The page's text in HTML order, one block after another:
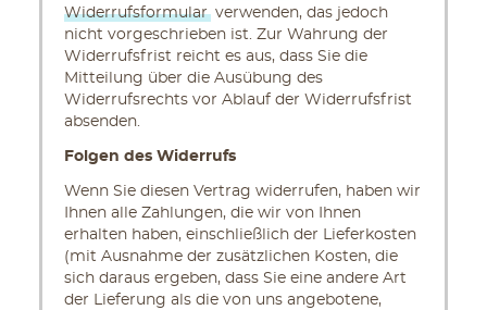
Widerrufsformular verwenden, das jedoch
nicht vorgeschrieben ist. Zur Wahrung der
Widerrufsfrist reicht es aus, dass Sie die
Mitteilung über die Ausübung des
Widerrufsrechts vor Ablauf der Widerrufsfrist
absenden.
Folgen des Widerrufs
Wenn Sie diesen Vertrag widerrufen, haben wir
Ihnen alle Zahlungen, die wir von Ihnen
erhalten haben, einschließlich der Lieferkosten
(mit Ausnahme der zusätzlichen Kosten, die
sich daraus ergeben, dass Sie eine andere Art
der Lieferung als die von uns angebotene,